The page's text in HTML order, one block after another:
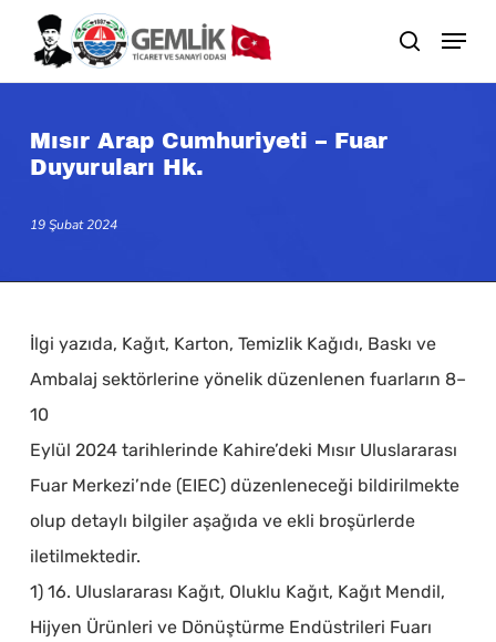
main
search
Mısır Arap Cumhuriyeti – Fuar
Duyuruları Hk.
19 Şubat 2024
İlgi yazıda, Kağıt, Karton, Temizlik Kağıdı, Baskı ve
Ambalaj sektörlerine yönelik düzenlenen fuarların 8–
10
Eylül 2024 tarihlerinde Kahire’deki Mısır Uluslararası
Fuar Merkezi’nde (EIEC) düzenleneceği bildirilmekte
olup detaylı bilgiler aşağıda ve ekli broşürlerde
iletilmektedir.
1) 16. Uluslararası Kağıt, Oluklu Kağıt, Kağıt Mendil,
Hijyen Ürünleri ve Dönüştürme Endüstrileri Fuarı